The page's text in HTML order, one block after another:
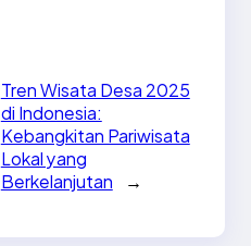
Tren Wisata Desa 2025
di Indonesia:
Kebangkitan Pariwisata
Lokal yang
Berkelanjutan
→